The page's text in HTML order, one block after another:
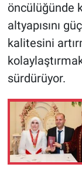
öncülüğünde
altyapısını
kalitesini
sürdürüyor.